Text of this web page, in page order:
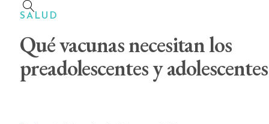
SALUD
Qué vacunas necesitan los
preadolescentes y adolescentes